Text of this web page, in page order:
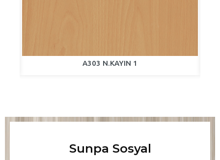
A303 N.KAYIN 1
Sunpa Sosyal